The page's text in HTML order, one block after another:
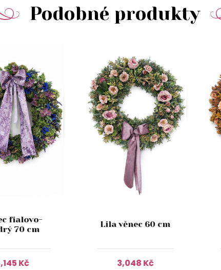
Podobné produkty
fialovo-
70 cm
Kč
Lila věnec 60 cm
3,048 Kč